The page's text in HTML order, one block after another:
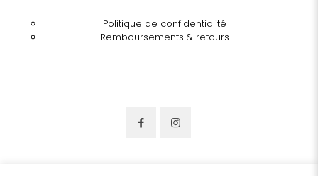
Politique de confidentialité
Remboursements & retours